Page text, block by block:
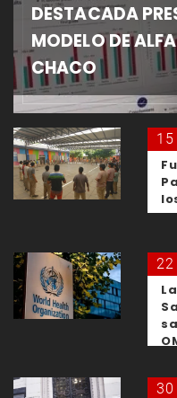
DESTACADA
MODELO DE
CHACO
22
30